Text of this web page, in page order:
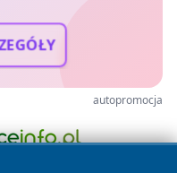
autopromocja